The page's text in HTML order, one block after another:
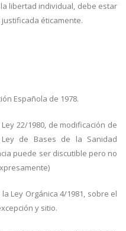
libertad individual, debe estar
éticamente.
Española de 1978.
22/1980, de modificación de
de Bases de la Sanidad
puede ser discutible pero no
Ley Orgánica 4/1981, sobre el
y sitio.